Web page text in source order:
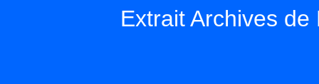
Extrait Archives